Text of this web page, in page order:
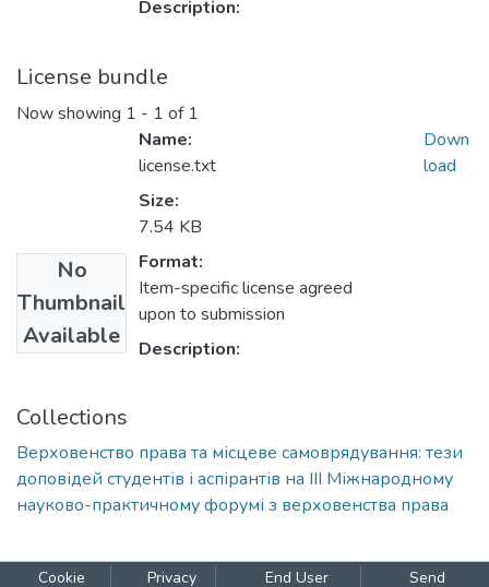
Description:
License bundle
Now showing 1 - 1 of 1
No
Thumbnail
Available
Name:
license.txt
Size:
7.54 KB
Format:
Item-specific license agreed
upon to submission
Description:
Down
load
Collections
Верховенство права та місцеве самоврядування: тези
доповідей студентів і аспірантів на ІІІ Міжнародному
науково-практичному форумі з верховенства права
Cookie Privacy End User Send